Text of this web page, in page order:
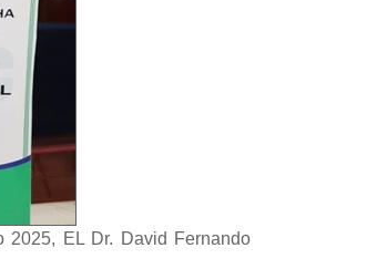
2025, EL Dr. David Fernando